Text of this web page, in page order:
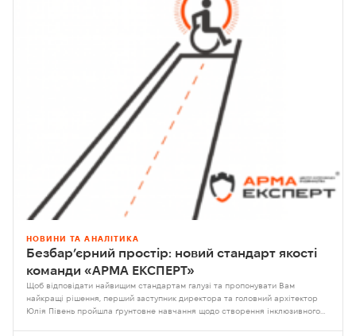
НОВИНИ ТА АНАЛІТИКА
Безбар’єрний простір: новий стандарт якості
команди «АРМА ЕКСПЕРТ»
Щоб відповідати найвищим стандартам галузі та пропонувати Вам
найкращі рішення, перший заступник директора та головний архітектор
Юлія Півень пройшла ґрунтовне навчання щодо створення інклюзивного